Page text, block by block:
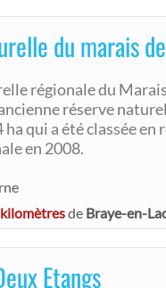
du marais
régionale du
réserve
qui a été classée en
en 2008.
de Braye-en-
Etangs